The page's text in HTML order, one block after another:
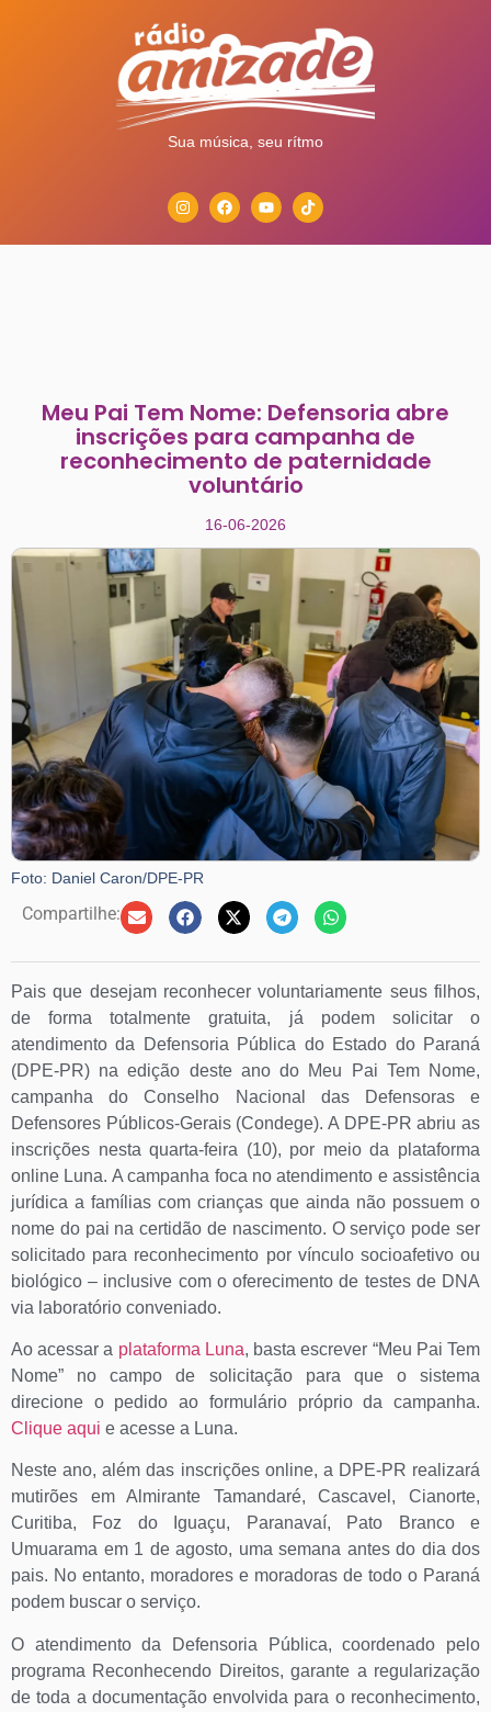
Sua música, seu rítmo
Meu Pai Tem Nome: Defensoria abre
inscrições para campanha de
reconhecimento de paternidade
voluntário
16-06-2026
Foto: Daniel Caron/DPE-PR
Compartilhe:
Pais que desejam reconhecer voluntariamente seus filhos,
de forma totalmente gratuita, já podem solicitar o
atendimento da Defensoria Pública do Estado do Paraná
(DPE-PR) na edição deste ano do Meu Pai Tem Nome,
campanha do Conselho Nacional das Defensoras e
Defensores Públicos-Gerais (Condege). A DPE-PR abriu as
inscrições nesta quarta-feira (10), por meio da plataforma
online Luna. A campanha foca no atendimento e assistência
jurídica a famílias com crianças que ainda não possuem o
nome do pai na certidão de nascimento. O serviço pode ser
solicitado para reconhecimento por vínculo socioafetivo ou
biológico – inclusive com o oferecimento de testes de DNA
via laboratório conveniado.
Ao acessar a plataforma Luna, basta escrever “Meu Pai Tem
Nome” no campo de solicitação para que o sistema
direcione o pedido ao formulário próprio da campanha.
Clique aqui e acesse a Luna.
Neste ano, além das inscrições online, a DPE-PR realizará
mutirões em Almirante Tamandaré, Cascavel, Cianorte,
Curitiba, Foz do Iguaçu, Paranavaí, Pato Branco e
Umuarama em 1 de agosto, uma semana antes do dia dos
pais. No entanto, moradores e moradoras de todo o Paraná
podem buscar o serviço.
O atendimento da Defensoria Pública, coordenado pelo
programa Reconhecendo Direitos, garante a regularização
de toda a documentação envolvida para o reconhecimento,